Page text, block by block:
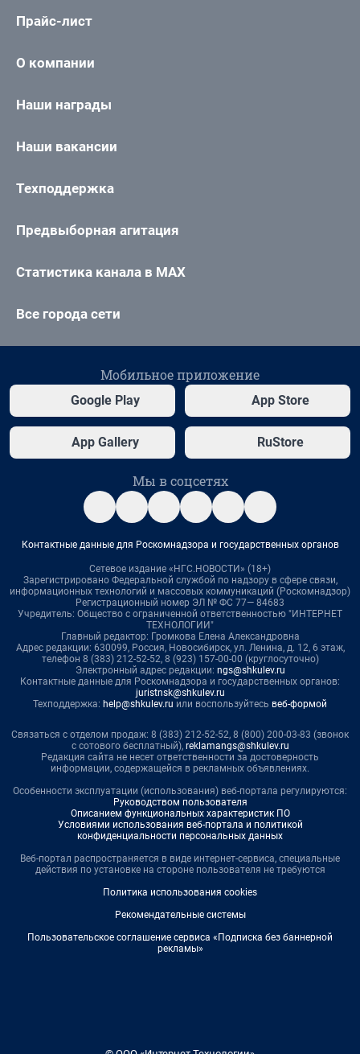
Прайс-лист
О компании
Наши награды
Наши вакансии
Техподдержка
Предвыборная агитация
Статистика канала в MAX
Все города сети
Мобильное приложение
Google Play App Store
App Gallery RuStore
Мы в соцсетях
Контактные данные для Роскомнадзора и государственных органов
Сетевое издание «НГС.НОВОСТИ» (18+)
Зарегистрировано Федеральной службой по надзору в сфере связи,
информационных технологий и массовых коммуникаций (Роскомнадзор)
Регистрационный номер ЭЛ № ФС 77— 84683
Учредитель: Общество с ограниченной ответственностью "ИНТЕРНЕТ
ТЕХНОЛОГИИ"
Главный редактор: Громкова Елена Александровна
Адрес редакции: 630099, Россия, Новосибирск, ул. Ленина, д. 12, 6 этаж,
телефон 8 (383) 212-52-52, 8 (923) 157-00-00 (круглосуточно)
Электронный адрес редакции: ngs@shkulev.ru
Контактные данные для Роскомнадзора и государственных органов:
juristnsk@shkulev.ru
Техподдержка: help@shkulev.ru или воспользуйтесь веб-формой
Связаться с отделом продаж: 8 (383) 212-52-52, 8 (800) 200-03-83 (звонок
с сотового бесплатный), reklamangs@shkulev.ru
Редакция сайта не несет ответственности за достоверность
информации, содержащейся в рекламных объявлениях.
Особенности эксплуатации (использования) веб-портала регулируются:
Руководством пользователя
Описанием функциональных характеристик ПО
Условиями использования веб-портала и политикой
конфиденциальности персональных данных
Веб-портал распространяется в виде интернет-сервиса, специальные
действия по установке на стороне пользователя не требуются
Политика использования cookies
Рекомендательные системы
Пользовательское соглашение сервиса «Подписка без баннерной
рекламы»